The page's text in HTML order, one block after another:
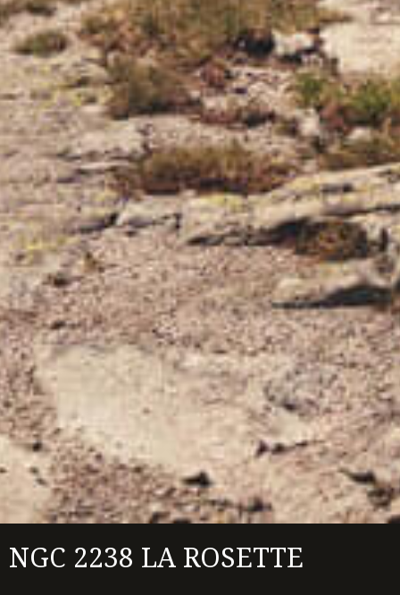
NGC 2238 LA ROSETTE